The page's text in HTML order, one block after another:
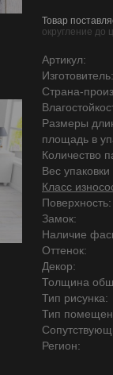
Товар
округление до
Артикул:
Изготовитель:
Страна-
Размеры
площадь в
Количество
Вес упаковки
Класс
Поверхность:
Замок:
Наличие
Оттенок:
Декор:
Толщина
Тип рисунка:
Тип
Регион: